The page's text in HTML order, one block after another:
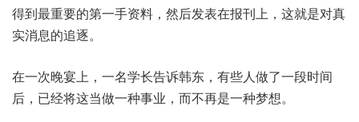
得到最重要的第一手资料，然后发表在报刊上，这就是对真
实消息的追逐。
在一次晚宴上，一名学长告诉韩东，有些人做了一段时间
后，已经将这当做一种事业，而不再是一种梦想。